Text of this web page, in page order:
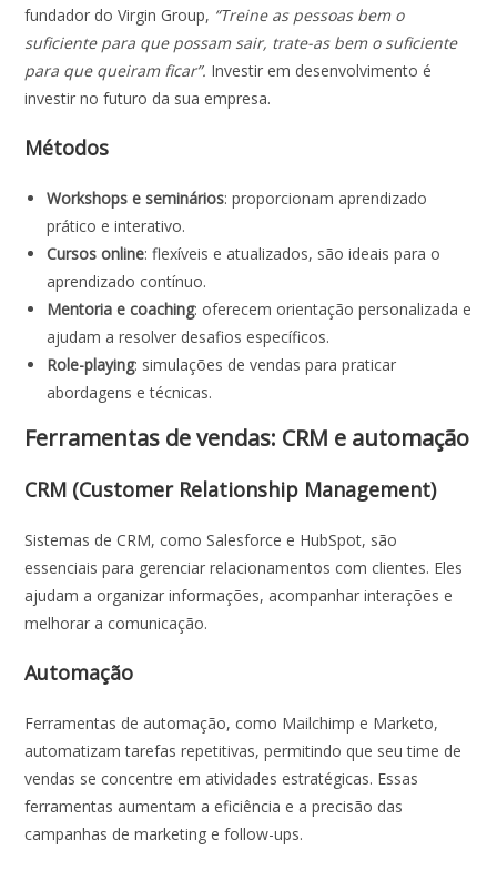
fundador do Virgin Group, “Treine as pessoas bem o
suficiente para que possam sair, trate-as bem o suficiente
para que queiram ficar”. Investir em desenvolvimento é
investir no futuro da sua empresa.
Métodos
Workshops e seminários: proporcionam aprendizado
prático e interativo.
Cursos online: flexíveis e atualizados, são ideais para o
aprendizado contínuo.
Mentoria e coaching: oferecem orientação personalizada e
ajudam a resolver desafios específicos.
Role-playing: simulações de vendas para praticar
abordagens e técnicas.
Ferramentas de vendas: CRM e automação
CRM (Customer Relationship Management)
Sistemas de CRM, como Salesforce e HubSpot, são
essenciais para gerenciar relacionamentos com clientes. Eles
ajudam a organizar informações, acompanhar interações e
melhorar a comunicação.
Automação
Ferramentas de automação, como Mailchimp e Marketo,
automatizam tarefas repetitivas, permitindo que seu time de
vendas se concentre em atividades estratégicas. Essas
ferramentas aumentam a eficiência e a precisão das
campanhas de marketing e follow-ups.